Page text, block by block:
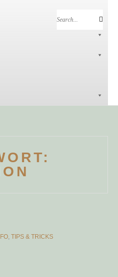
Search
Search
, TIPS & TRICKS